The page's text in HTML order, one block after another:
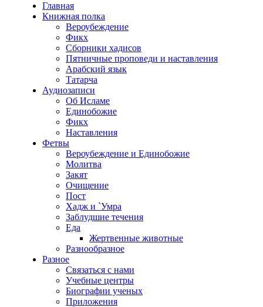
Главная
Книжная полка
Вероубеждение
Фикх
Сборники хадисов
Пятничные проповеди и наставления
Арабский язык
Татарча
Аудиозаписи
Об Исламе
Единобожие
Фикх
Наставления
Фетвы
Вероубеждение и Единобожие
Молитва
Закят
Очищение
Пост
Хадж и `Умра
Заблудшие течения
Еда
Жертвенные животные
Разнообразное
Разное
Связаться с нами
Учебные центры
Биографии ученых
Приложения